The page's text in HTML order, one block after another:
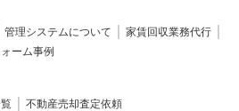
管理システムについて
家賃回収業務代行
ーム事例
不動産売却査定依頼